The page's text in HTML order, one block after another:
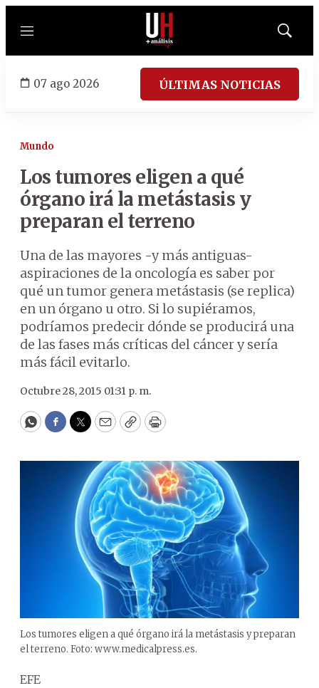
Menú
Mostrar
07 ago 2026 ÚLTIMAS NOTICIAS
Mundo
Los tumores eligen a qué
órgano irá la metástasis y
preparan el terreno
Una de las mayores -y más antiguas-
aspiraciones de la oncología es saber por
qué un tumor genera metástasis (se replica)
en un órgano u otro. Si lo supiéramos,
podríamos predecir dónde se producirá una
de las fases más críticas del cáncer y sería
más fácil evitarlo.
Octubre 28, 2015 01:31 p. m.
WhatsApp
Facebook
Twitter
EmailCopyPrint
Los tumores eligen a qué órgano irá la metástasis y preparan
el terreno. Foto: www.medicalpress.es.
EFE